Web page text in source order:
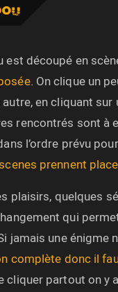
est découpé en
. On clique un
en cliquant
rencontrés sont à
l’ordre prévu
prennent
plaisirs, quelques
qui
jamais une
complète donc il
cliquer partout on y